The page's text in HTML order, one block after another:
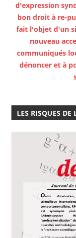
d'expression
bon droit à re-
fait l'objet d'un
nouveau
communiqués
dénoncer et à
LES RISQUES DE